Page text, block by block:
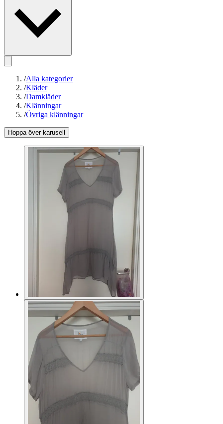
/Alla kategorier
/Kläder
/Damkläder
/Klänningar
/Övriga klänningar
Hoppa över karusell